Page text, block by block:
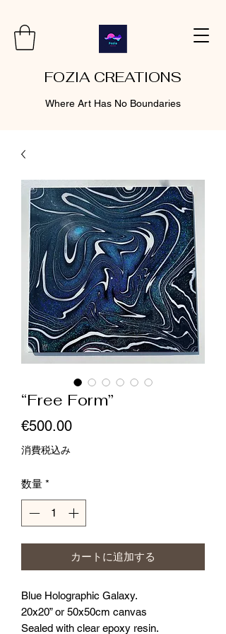
FOZIA CREATIONS
Where Art Has No Boundaries
“Free Form”
€500.00価
消費税込み
数量 *
カートに追加する
Blue Holographic Galaxy.
20x20” or 50x50cm canvas
Sealed with clear epoxy resin.